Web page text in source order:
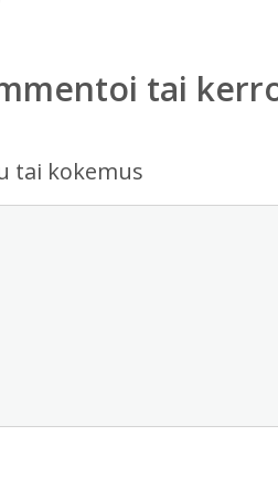
tai
tai kokemus